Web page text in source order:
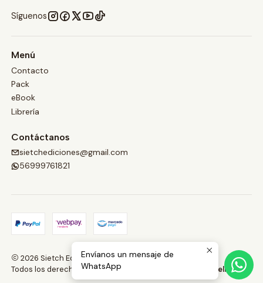
Síguenos
Menú
Contacto
Pack
eBook
Librería
Contáctanos
sietchediciones@gmail.com
56999761821
2026 Sietch Ediciones.
Todos los derechos reservados.
Desarrollado por Jumpseller.
Envíanos un mensaje de
WhatsApp